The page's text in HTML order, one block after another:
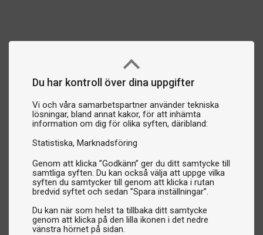
Du har kontroll över dina uppgifter
Vi och våra samarbetspartner använder tekniska
lösningar, bland annat kakor, för att inhämta
information om dig för olika syften, däribland:
Statistiska Marknadsföring
Genom att klicka ”Godkänn” ger du ditt samtycke till
samtliga syften. Du kan också välja att uppge vilka
syften du samtycker till genom att klicka i rutan
bredvid syftet och sedan ”Spara inställningar”.
Du kan när som helst ta tillbaka ditt samtycke
genom att klicka på den lilla ikonen i det nedre
vänstra hörnet på sidan.